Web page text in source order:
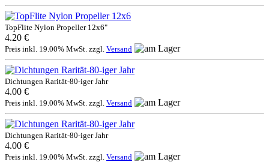
TopFlite Nylon Propeller 12x6"
4.20 €
Preis inkl. 19.00% MwSt. zzgl. Versand
Dichtungen Rarität-80-iger Jahr
4.00 €
Preis inkl. 19.00% MwSt. zzgl. Versand
Dichtungen Rarität-80-iger Jahr
4.00 €
Preis inkl. 19.00% MwSt. zzgl. Versand